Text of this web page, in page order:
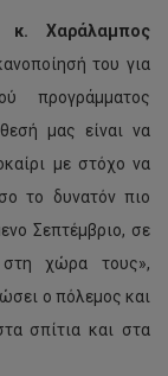
Χαράλαμπος
του για
προγράμματος
μας είναι να
με στόχο να
το δυνατόν πιο
Σεπτέμβριο, σε
χώρα τους»,
ο πόλεμος και
σπίτια και στα